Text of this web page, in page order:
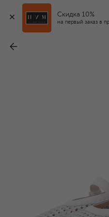
Скидка 10%
на первый заказ в